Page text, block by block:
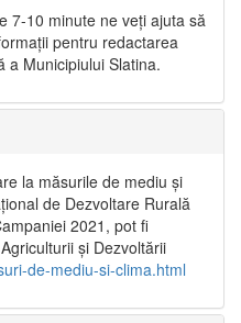
7-10 minute ne veți ajuta să
pentru redactarea
a Municipiului Slatina.
la măsurile de mediu și
de Dezvoltare Rurală
2021, pot fi
și Dezvoltării
de-mediu-si-clima.html